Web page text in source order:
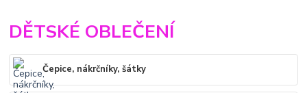
DĚTSKÉ OBLEČENÍ
Čepice, nákrčníky, šátky